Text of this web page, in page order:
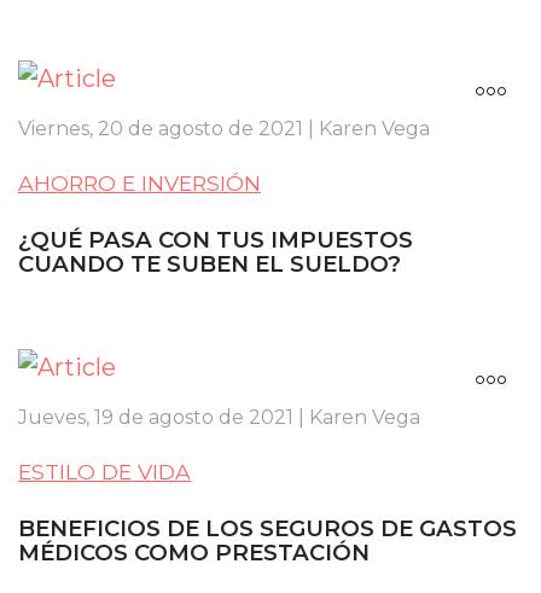
Viernes, 20 de agosto de 2021 | Karen Vega
AHORRO E INVERSIÓN
¿QUÉ PASA CON TUS IMPUESTOS
CUANDO TE SUBEN EL SUELDO?
Jueves, 19 de agosto de 2021 | Karen Vega
ESTILO DE VIDA
BENEFICIOS DE LOS SEGUROS DE GASTOS
MÉDICOS COMO PRESTACIÓN